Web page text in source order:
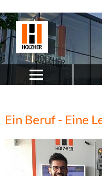
Ein Beruf - Eine